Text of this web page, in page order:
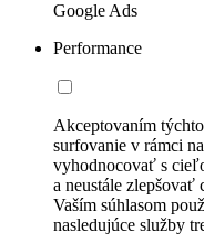
Google Ads
Performance
Akceptovaním
surfovanie v rámci
vyhodnocovať s
a neustále
Vaším súhlasom
nasledujúce služby